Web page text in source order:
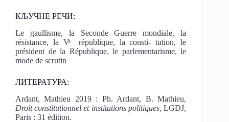
КЉУЧНЕ РЕЧИ:
Le gaullisme, la Seconde Guerre mondiale, la
résistance, la Vͤ république, la consti- tution, le
président de la République, le parlementarisme, le
mode de scrutin
ЛИТЕРАТУРА:
Ardant, Mathieu 2019 : Ph. Ardant, B. Mathieu,
Droit constitutionnel et institutions politiques,LGDJ,
Paris : 31 édition.